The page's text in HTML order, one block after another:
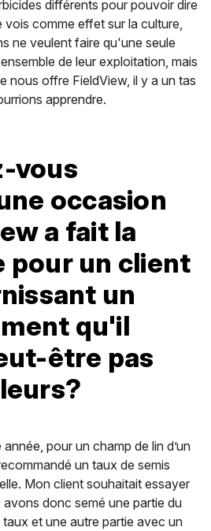
différents pour pouvoir dire
vois comme effet sur la culture,
ne veulent faire qu'une seule
de leur exploitation, mais
nous offre FieldView, il y a un tas
apprendre.
vous
occasion
a fait la
pour un client
un
qu'il
être pas
pour un champ de lin d’un
un taux de semis
Mon client souhaitait essayer
donc semé une partie du
et une autre partie avec un